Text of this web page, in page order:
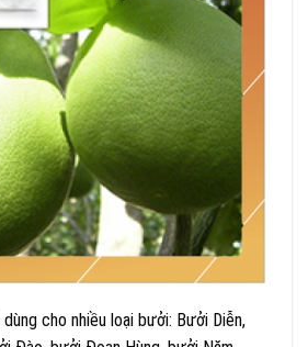
dùng cho nhiều loại bưởi: Bưởi Diễn,